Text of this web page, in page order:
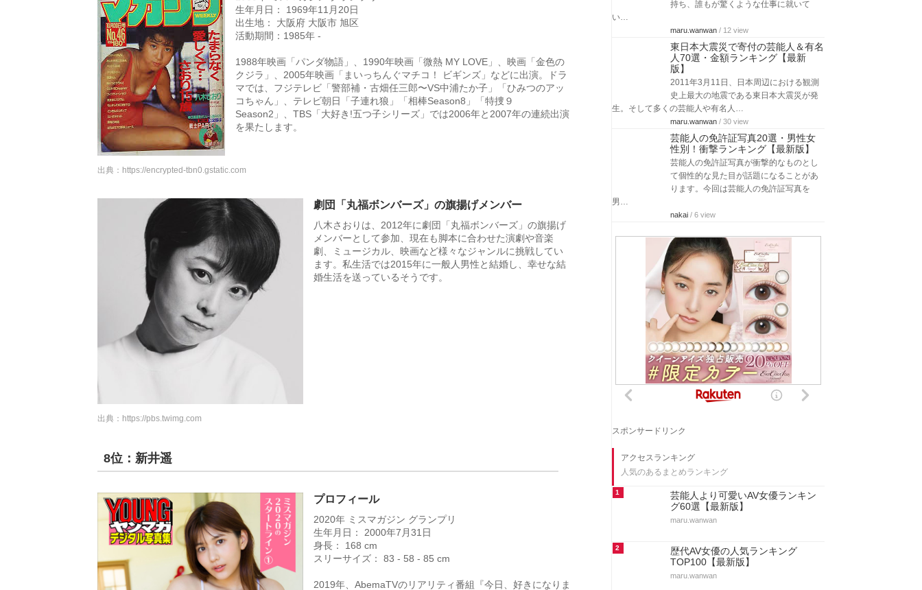
生年月日： 1969年11月20日
出生地： 大阪府 大阪市 旭区
活動期間：1985年 -
1988年映画「パンダ物語」、1990年映画「微熱 MY LOVE」、映画「金色の
クジラ」、2005年映画「まいっちんぐマチコ！ ビギンズ」などに出演。ドラ
マでは、フジテレビ「警部補・古畑任三郎〜VS中浦たか子」「ひみつのアッ
コちゃん」、テレビ朝日「子連れ狼」「相棒Season8」「特捜９
Season2」、TBS「大好き!五つ子シリーズ」では2006年と2007年の連続出演
を果たします。
出典： https://encrypted-tbn0.gstatic.com
劇団「丸福ボンバーズ」の旗揚げメンバー
八木さおりは、2012年に劇団「丸福ボンバーズ」の旗揚げ
メンバーとして参加、現在も脚本に合わせた演劇や音楽
劇、ミュージカル、映画など様々なジャンルに挑戦してい
ます。私生活では2015年に一般人男性と結婚し、幸せな結
婚生活を送っているそうです。
出典： https://pbs.twimg.com
8位：新井遥
プロフィール
2020年 ミスマガジン グランプリ
生年月日： 2000年7月31日
身長： 168 cm
スリーサイズ： 83 - 58 - 85 cm
2019年、AbemaTVのリアリティ番組『今日、好きになりま
持ち、誰もが驚くような仕事に就いて
い…
maru.wanwan / 12 view
東日本大震災で寄付の芸能人＆有名
人70選・金額ランキング【最新
版】
2011年3月11日、日本周辺における観測
史上最大の地震である東日本大震災が発
生。そして多くの芸能人や有名人…
maru.wanwan / 30 view
芸能人の免許証写真20選・男性女
性別！衝撃ランキング【最新版】
芸能人の免許証写真が衝撃的なものとし
て個性的な見た目が話題になることがあ
ります。今回は芸能人の免許証写真を
男…
nakai / 6 view
スポンサードリンク
アクセスランキング
人気のあるまとめランキング
1
芸能人より可愛いAV女優ランキン
グ60選【最新版】
maru.wanwan
2
歴代AV女優の人気ランキング
TOP100【最新版】
maru.wanwan